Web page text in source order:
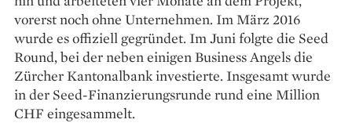
vorerst noch ohne Unternehmen. Im März 2016
wurde es ­offiziell gegründet. Im Juni folgte die Seed
Round, bei der neben einigen Business Angels die
Zürcher Kanto­nalbank investierte. Insgesamt wurde
in der Seed-Finanzierungsrunde rund eine Million
CHF eingesammelt.